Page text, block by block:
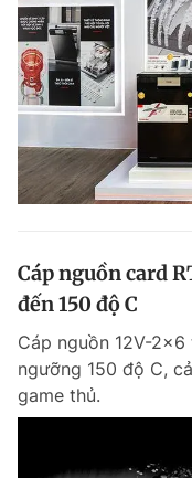
Cáp nguồn card
đến 150 độ C
Cáp nguồn 12V-
ngưỡng 150 độ C,
game thủ.